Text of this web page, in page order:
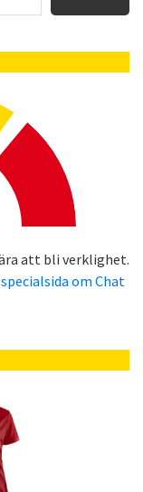
att bli verklighet.
specialsida om Chat